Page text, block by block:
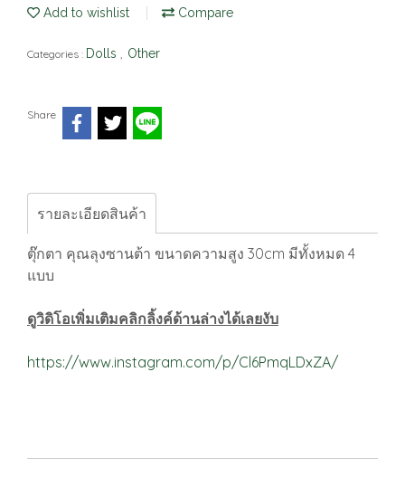
Add to wishlist Compare
Categories : Dolls , Other
Share
รายละเอียดสินค้า
ตุ๊กตา คุณลุงซานต้า ขนาดความสูง 30cm มีทั้งหมด 4
แบบ
ดูวิดิโอเพิ่มเติมคลิกลิ้งค์ด้านล่างได้เลยงับ
https://www.instagram.com/p/Cl6PmqLDxZA/